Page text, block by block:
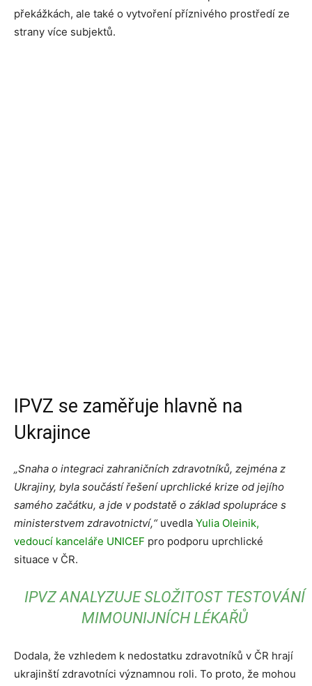
překážkách, ale také o vytvoření příznivého prostředí ze
strany více subjektů.
IPVZ se zaměřuje hlavně na
Ukrajince
„Snaha o integraci zahraničních zdravotníků, zejména z
Ukrajiny, byla součástí řešení uprchlické krize od jejího
samého začátku, a jde v podstatě o základ spolupráce s
ministerstvem zdravotnictví,“uvedla Yulia Oleinik,
vedoucí kanceláře UNICEF pro podporu uprchlické
situace v ČR.
IPVZ ANALYZUJE SLOŽITOST TESTOVÁNÍ
MIMOUNIJNÍCH LÉKAŘŮ
Dodala, že vzhledem k nedostatku zdravotníků v ČR hrají
ukrajinští zdravotníci významnou roli. To proto, že mohou